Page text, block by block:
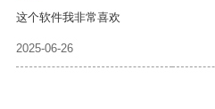
这个软件我非常喜欢
2025-06-26